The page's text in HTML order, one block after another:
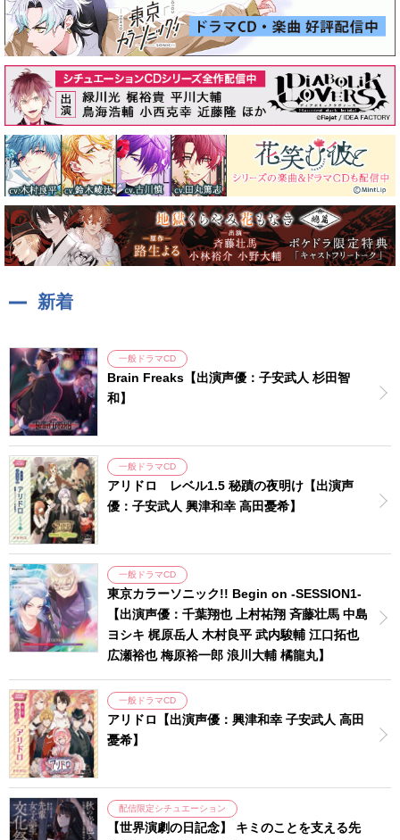
新着
一般ドラマCD
Brain Freaks【出演声優：子安武人 杉田智
和】
一般ドラマCD
アリドロ レベル1.5 秘蹟の夜明け【出演声
優：子安武人 興津和幸 高田憂希】
一般ドラマCD
東京カラーソニック!! Begin on -SESSION1-
【出演声優：千葉翔也 上村祐翔 斉藤壮馬 中島
ヨシキ 梶原岳人 木村良平 武内駿輔 江口拓也
広瀬裕也 梅原裕一郎 浪川大輔 橘龍丸】
一般ドラマCD
アリドロ【出演声優：興津和幸 子安武人 高田
憂希】
配信限定シチュエーション
【世界演劇の日記念】 キミのことを支える先